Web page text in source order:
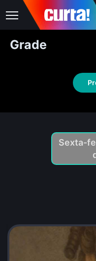
Grade
Sexta-